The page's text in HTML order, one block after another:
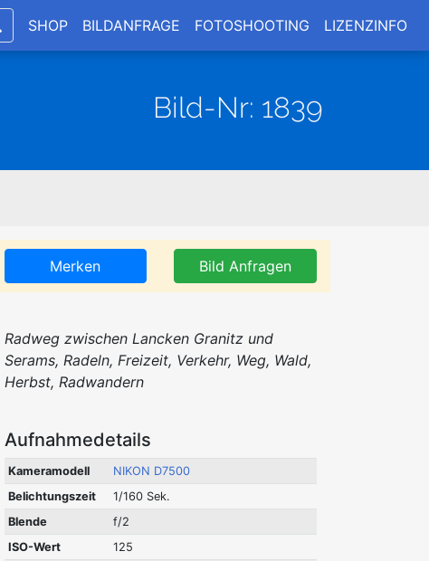
SHOP BILDANFRAGE FOTOSHOOTING LIZENZINFO
Bild-Nr: 1839
Merken Bild Anfragen
Radweg zwischen Lancken Granitz und
Serams, Radeln, Freizeit, Verkehr, Weg, Wald,
Herbst, Radwandern
Aufnahmedetails
Kameramodell
NIKON D7500
Belichtungszeit
1/160 Sek.
Blende
f/2
ISO-Wert
125